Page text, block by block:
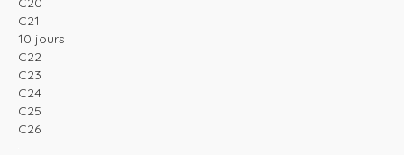
C21
10 jours
C22
C23
C24
C25
C26